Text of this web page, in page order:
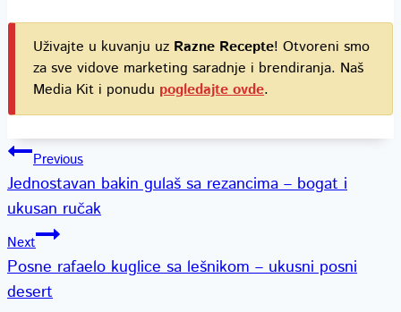
Uživajte u kuvanju uz Razne Recepte! Otvoreni smo
za sve vidove marketing saradnje i brendiranja. Naš
Media Kit i ponudu pogledajte ovde.
Kretanje
članka
Previous
Jednostavan bakin gulaš sa rezancima – bogat i
ukusan ručak
Next
Posne rafaelo kuglice sa lešnikom – ukusni posni
desert